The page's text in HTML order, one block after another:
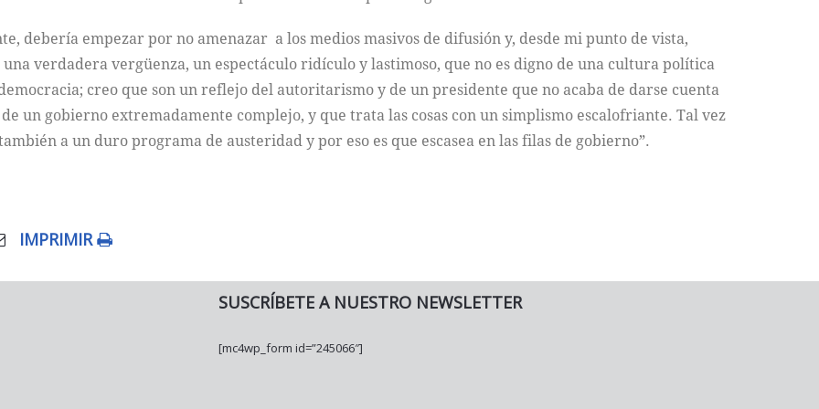
debería empezar por no amenazar a los medios masivos de difusión y, desde mi punto de vista,
verdadera vergüenza, un espectáculo ridículo y lastimoso, que no es digno de una cultura política
creo que son un reflejo del autoritarismo y de un presidente que no acaba de darse cuenta
un gobierno extremadamente complejo, y que trata las cosas con un simplismo escalofriante. Tal vez
a un duro programa de austeridad y por eso es que escasea en las filas de gobierno”.
IMPRIMIR
SUSCRÍBETE A NUESTRO NEWSLETTER
[mc4wp_form id=”245066″]